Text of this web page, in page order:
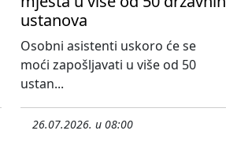
ustanova
Osobni asistenti uskoro će se
moći zapošljavati u više od 50
ustan...
26.07.2026. u 08:00